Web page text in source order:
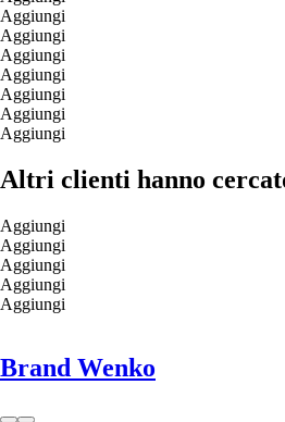
Aggiungi
Aggiungi
Aggiungi
Aggiungi
Aggiungi
Aggiungi
Aggiungi
Altri clienti hanno
Aggiungi
Aggiungi
Aggiungi
Aggiungi
Aggiungi
Brand Wenko